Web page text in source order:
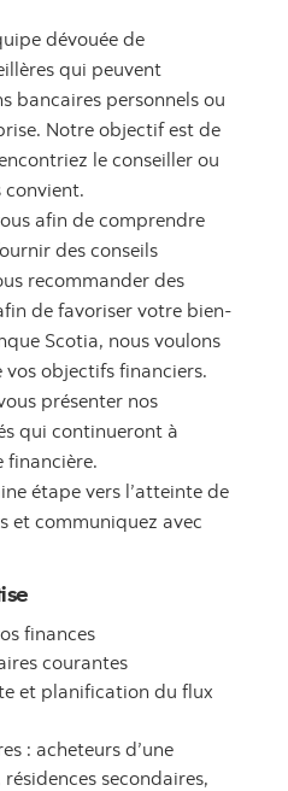
dévouée de
qui peuvent
bancaires personnels ou
Notre objectif est de
le conseiller ou
convient.
afin de comprendre
des conseils
recommander des
de favoriser votre bien-
Scotia, nous voulons
objectifs financiers.
présenter nos
qui continueront à
financière.
étape vers l’atteinte de
et communiquez avec
finances
courantes
et planification du flux
: acheteurs d’une
secondaires,